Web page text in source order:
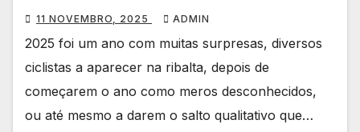
11 NOVEMBRO, 2025 ADMIN
2025 foi um ano com muitas surpresas, diversos
ciclistas a aparecer na ribalta, depois de
começarem o ano como meros desconhecidos,
ou até mesmo a darem o salto qualitativo que…